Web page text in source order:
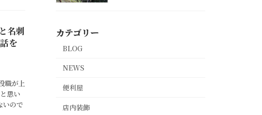
名刺
を
職が上
思い
いので
カテゴリー
BLOG
NEWS
便利屋
店内装飾